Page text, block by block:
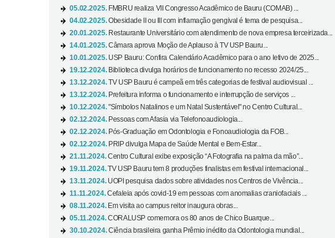
05.02.2025. FMBRU realiza VII Congresso Acadêmico de Bauru (COMAB) ...
04.02.2025.Obesidade II ou III com inflamação gengival é tema de pesquisa...
20.01.2025. Restaurante Universitário com atendimento de nova empresa terceirizada...
14.01.2025.Câmara aprova Moção de Aplauso à TV USP Bauru...
10.01.2025. USP Bauru: Confira Calendário Acadêmico para o ano letivo de 2025...
19.12.2024. Biblioteca divulga horários de funcionamento no recesso 2024/25...
13.12.2024.TV USP Bauru é campeã em três categorias de festival audiovisual ...
13.12.2024. Prefeitura informa o funcionamento e interrupção de serviços ...
10.12.2024."Símbolos Natalinos e um Natal Sustentável" no Centro Cultural...
02.12.2024. Pessoas com Afasia via Telefonoaudiologia...
02.12.2024. Pós-Graduação em Odontologia e Fonoaudiologia da FOB...
02.12.2024. PRIP divulga Mapa de Saúde Mental e Bem-Estar...
21.11.2024.Centro Cultural exibe exposição “A Fotografia na palma da mão”...
19.11.2024.TV USP Bauru tem 8 produções finalistas em festival internacional...
13.11.2024. UOPI pesquisa dados sobre atividades nos Centros de Vivência...
11.11.2024.Cefaleia após covid-19 em pessoas com anomalias craniofaciais ...
08.11.2024. Em visita ao campus reitor inaugura obras...
05.11.2024.CORALUSP comemora os 80 anos de Chico Buarque...
30.10.2024.Ciência brasileira ganha Prêmio inédito da Odontologia mundial...